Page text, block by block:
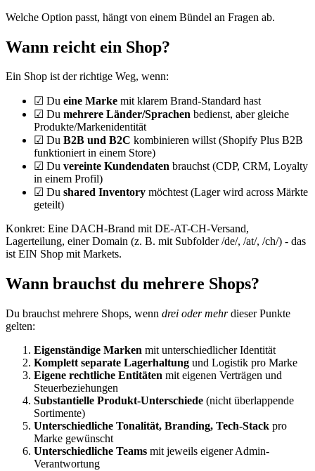
Welche Option passt, hängt von einem Bündel an Fragen ab.
Wann reicht ein Shop?
Ein Shop ist der richtige Weg, wenn:
☑ Du eine Marke mit klarem Brand-Standard hast
☑ Du mehrere Länder/Sprachen bedienst, aber gleiche
Produkte/Markenidentität
☑ Du B2B und B2C kombinieren willst (Shopify Plus B2B
funktioniert in einem Store)
☑ Du vereinte Kundendaten brauchst (CDP, CRM, Loyalty
in einem Profil)
☑ Du shared Inventory möchtest (Lager wird across Märkte
geteilt)
Konkret: Eine DACH-Brand mit DE-AT-CH-Versand,
Lagerteilung, einer Domain (z. B. mit Subfolder /de/, /at/, /ch/) - das
ist EIN Shop mit Markets.
Wann brauchst du mehrere Shops?
Du brauchst mehrere Shops, wenn drei oder mehrdieser Punkte
gelten:
Eigenständige Marken mit unterschiedlicher Identität
Komplett separate Lagerhaltung und Logistik pro Marke
Eigene rechtliche Entitäten mit eigenen Verträgen und
Steuerbeziehungen
Substantielle Produkt-Unterschiede (nicht überlappende
Sortimente)
Unterschiedliche Tonalität, Branding, Tech-Stack pro
Marke gewünscht
Unterschiedliche Teams mit jeweils eigener Admin-
Verantwortung